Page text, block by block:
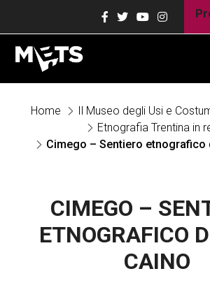
Home
Etnografia Trentina in
Cimego – Sentiero etnografico
CIMEGO –
ETNOGRAFICO
CAINO